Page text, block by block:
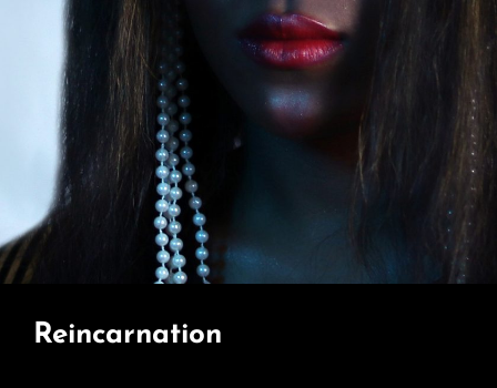
Reincarnation